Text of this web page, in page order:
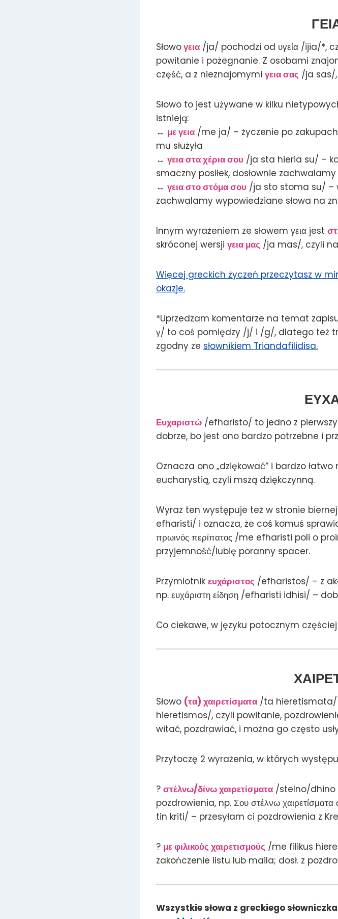
Słowoγεια /ja/ pochodzi od υγεία /ijia/*,
powitanie i pożegnanie. Z osobami
część, a z nieznajomymi γεια σας /ja sas/
Słowo to jest używane w kilku
istnieją:
↔ με γεια /me ja/ – życzenie po
mu służyła
↔ γεια στα χέρια σου /ja sta hieria su/ –
smaczny posiłek, dosłownie
↔ γεια στο στόμα σου /ja sto stoma su/ –
zachwalamy wypowiedziane słowa na
Innym wyrażeniem ze słowem γεια jest
skróconej wersji γεια μας /ja mas/, czyli
Więcej greckich życzeń przeczytasz w
okazje.
*Uprzedzam komentarze na temat
γ/ to coś pomiędzy /j/ i /g/, dlatego też
zgodny ze słownikiem Triandafilidisa.
Ευχαριστώ /efharisto/ to jedno z
dobrze, bo jest ono bardzo potrzebne i
Oznacza ono „dziękować” i bardzo
eucharystią, czyli mszą dziękczynną.
Wyraz ten występuje też w stronie
efharisti/ i oznacza, że coś komuś sprawia
πρωινός περίπατος /me efharisti poli o
przyjemność/lubię poranny spacer.
Przymiotnik ευχάριστος /efharistos/ – z
np. ευχάριστη είδηση /efharisti idhisi/ –
Co ciekawe, w języku potocznym
Słowo (τα) χαιρετίσματα /ta
hieretismos/, czyli powitanie,
witać, pozdrawiać, i można go często
Przytoczę 2 wyrażenia, w których
? στέλνω/δίνω χαιρετίσματα /stelno/dhino
pozdrowienia, np. Σου στέλνω
tin kriti/ – przesyłam ci pozdrowienia z
? με φιλικούς χαιρετισμούς /me filikus
zakończenie listu lub maila; dosł. z
Wszystkie słowa z greckiego